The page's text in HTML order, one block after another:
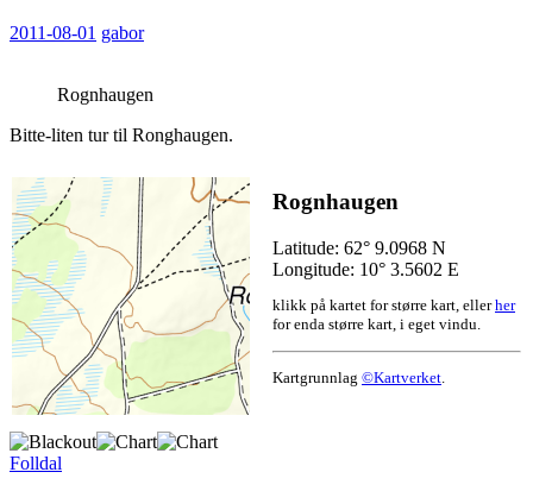
2011-08-01 gabor
Rognhaugen
Bitte-liten tur til Ronghaugen.
Rognhaugen
Latitude: 62° 9.0968 N
Longitude: 10° 3.5602 E
klikk på kartet for større kart, ellerher
for enda større kart, i eget vindu.
Kartgrunnlag ©Kartverket.
Folldal